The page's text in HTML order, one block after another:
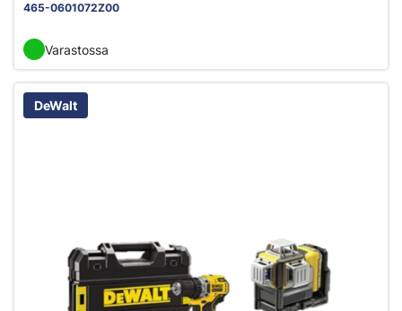
465-0601072Z00
Varastossa
DeWalt